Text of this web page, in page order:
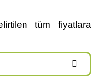
tüm fiyatlara